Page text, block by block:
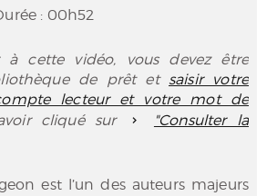
: 00h52
à cette vidéo, vous devez être
de prêt et saisir votre
lecteur et votre mot de
cliqué sur
"Consulter la
est l’un des auteurs majeurs